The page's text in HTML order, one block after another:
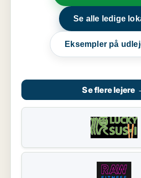
Se alle ledige
Eksempler på
Se flere lejere